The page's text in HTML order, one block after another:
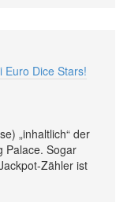
Euro Dice Stars!
„inhaltlich“ der
Palace. Sogar
Zähler ist